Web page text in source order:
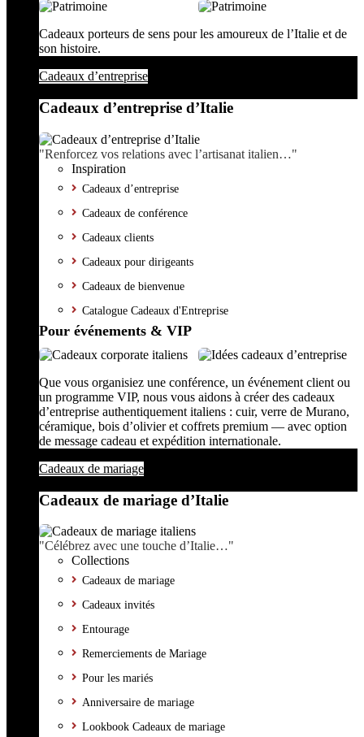
Cadeaux porteurs de sens pour les amoureux de l’Italie et de
son histoire.
Cadeaux d’entreprise
Cadeaux d’entreprise d’Italie
"Renforcez vos relations avec l’artisanat italien…"
Inspiration
Cadeaux d’entreprise
Cadeaux de conférence
Cadeaux clients
Cadeaux pour dirigeants
Cadeaux de bienvenue
Catalogue Cadeaux d'Entreprise
Pour événements & VIP
Que vous organisiez une conférence, un événement client ou
un programme VIP, nous vous aidons à créer des cadeaux
d’entreprise authentiquement italiens : cuir, verre de Murano,
céramique, bois d’olivier et coffrets premium — avec option
de message cadeau et expédition internationale.
Cadeaux de mariage
Cadeaux de mariage d’Italie
"Célébrez avec une touche d’Italie…"
Collections
Cadeaux de mariage
Cadeaux invités
Entourage
Remerciements de Mariage
Pour les mariés
Anniversaire de mariage
Lookbook Cadeaux de mariage